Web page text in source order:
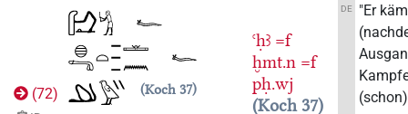
(72) Koch 37
ꜥḥꜣ =f
ḫmt.n =f
pḥ.wj
Koch 37
DE
"Er
(schon)